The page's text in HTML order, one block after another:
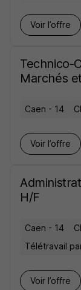
Voir l’offre
Technico-
Marchés
Caen - 14
Voir l’offre
H/F
Caen - 14
Télétravail
Voir l’offre